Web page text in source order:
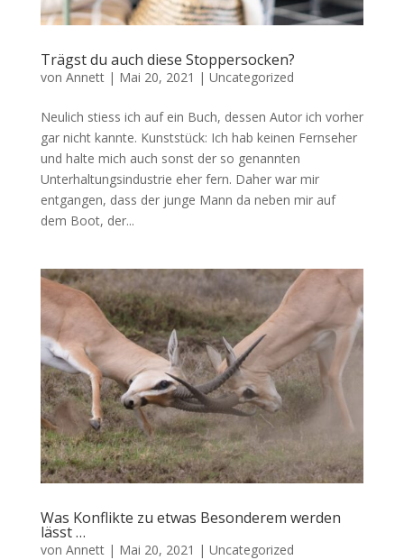
Trägst du auch diese Stoppersocken?
von Annett| Mai 20, 2021 | Uncategorized
Neulich stiess ich auf ein Buch, dessen Autor ich vorher
gar nicht kannte. Kunststück: Ich hab keinen Fernseher
und halte mich auch sonst der so genannten
Unterhaltungsindustrie eher fern. Daher war mir
entgangen, dass der junge Mann da neben mir auf
dem Boot, der...
Was Konflikte zu etwas Besonderem werden
lässt …
von Annett| Mai 20, 2021 | Uncategorized